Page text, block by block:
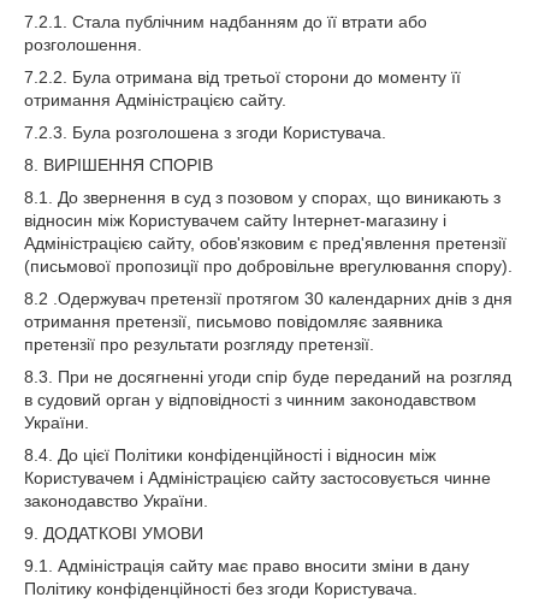
7.2.1. Стала публічним надбанням до її втрати або
розголошення.
7.2.2. Була отримана від третьої сторони до моменту її
отримання Адміністрацією сайту.
7.2.3. Була розголошена з згоди Користувача.
8. ВИРІШЕННЯ СПОРІВ
8.1. До звернення в суд з позовом у спорах, що виникають з
відносин між Користувачем сайту Інтернет-магазину і
Адміністрацією сайту, обов'язковим є пред'явлення претензії
(письмової пропозиції про добровільне врегулювання спору).
8.2 .Одержувач претензії протягом 30 календарних днів з дня
отримання претензії, письмово повідомляє заявника
претензії про результати розгляду претензії.
8.3. При не досягненні угоди спір буде переданий на розгляд
в судовий орган у відповідності з чинним законодавством
України.
8.4. До цієї Політики конфіденційності і відносин між
Користувачем і Адміністрацією сайту застосовується чинне
законодавство України.
9. ДОДАТКОВІ УМОВИ
9.1. Адміністрація сайту має право вносити зміни в дану
Політику конфіденційності без згоди Користувача.